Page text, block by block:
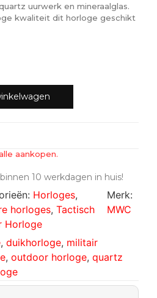
uurwerk en mineraalglas.
kwaliteit dit horloge geschikt
aankopen.
10 werkdagen in huis!
Horloges,
horloges, Tactisch
Horloge
Merk:
MWC
, duikhorloge, militair
, outdoor horloge, quartz